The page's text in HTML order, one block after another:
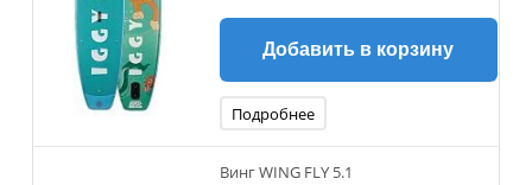
Добавить в корзину
Подробнее
Винг WING FLY 5.1